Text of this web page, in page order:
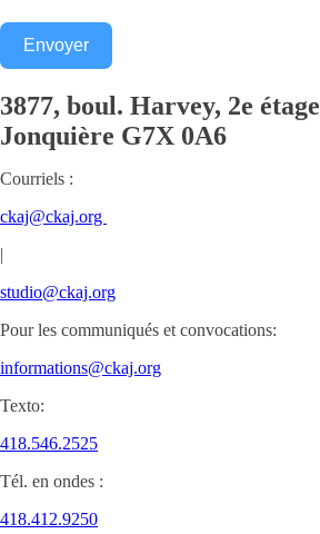
Envoyer
3877, boul. Harvey, 2e étage
Jonquière G7X 0A6
Courriels :
ckaj@ckaj.org
|
studio@ckaj.org
Pour les communiqués et convocations:
informations@ckaj.org
Texto:
418.546.2525
Tél. en ondes :
418.412.9250